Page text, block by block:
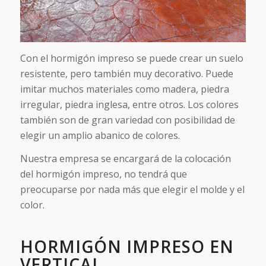
Con el hormigón impreso se puede crear un suelo
resistente, pero también muy decorativo. Puede
imitar muchos materiales como madera, piedra
irregular, piedra inglesa, entre otros. Los colores
también son de gran variedad con posibilidad de
elegir un amplio abanico de colores.
Nuestra empresa se encargará de la colocación
del hormigón impreso, no tendrá que
preocuparse por nada más que elegir el molde y el
color.
HORMIGÓN IMPRESO EN